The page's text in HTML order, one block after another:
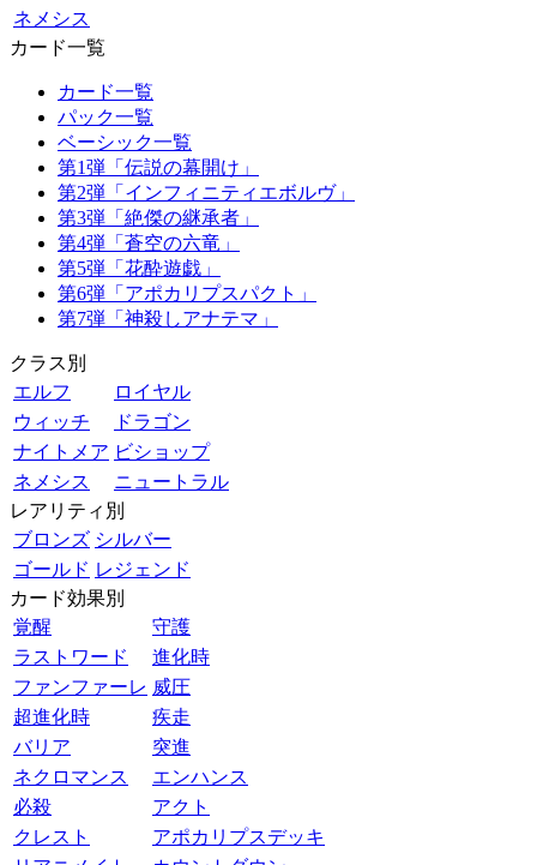
ネメシス
カード一覧
カード一覧
パック一覧
ベーシック一覧
第1弾「伝説の幕開け」
第2弾「インフィニティエボルヴ」
第3弾「絶傑の継承者」
第4弾「蒼空の六竜」
第5弾「花酔遊戯」
第6弾「アポカリプスパクト」
第7弾「神殺しアナテマ」
クラス別
エルフ
ロイヤル
ウィッチ
ドラゴン
ナイトメア ビショップ
ネメシス
ニュートラル
レアリティ別
ブロンズ シルバー
ゴールド レジェンド
カード効果別
覚醒
守護
ラストワード
進化時
ファンファーレ 威圧
超進化時
疾走
バリア
突進
ネクロマンス
エンハンス
必殺
アクト
クレスト
アポカリプスデッキ